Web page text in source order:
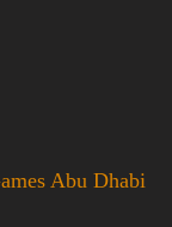
Abu Dhabi